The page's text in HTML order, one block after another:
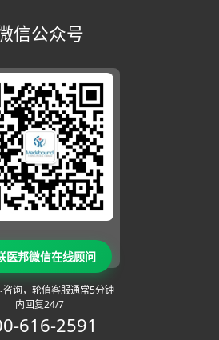
信公众号
医邦微信在线顾问
咨询，轮值客服通常5分钟
内回复24/7
616-2591